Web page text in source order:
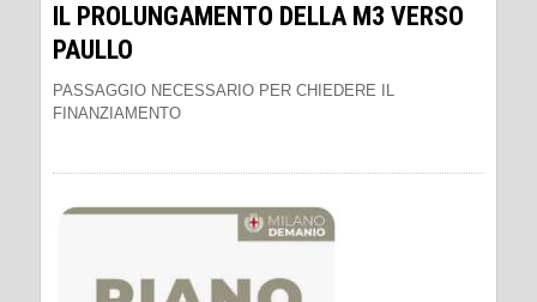
IL PROLUNGAMENTO DELLA M3 VERSO
PAULLO
PASSAGGIO NECESSARIO PER CHIEDERE IL
FINANZIAMENTO